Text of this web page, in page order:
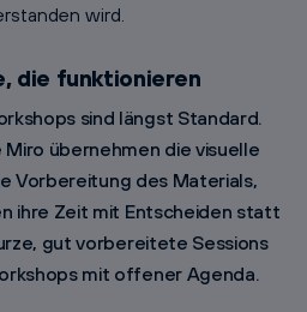
wird.
die funktionieren
sind längst Standard.
übernehmen die visuelle
Vorbereitung des Materials,
ihre Zeit mit Entscheiden statt
gut vorbereitete Sessions
mit offener Agenda.